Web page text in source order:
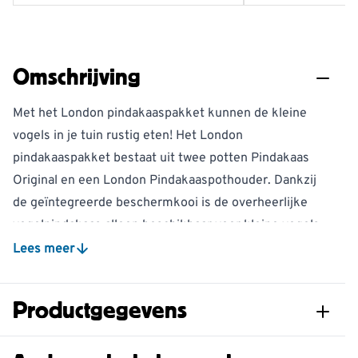
Omschrijving
Met het London pindakaaspakket kunnen de kleine
vogels in je tuin rustig eten! Het London
pindakaaspakket bestaat uit twee potten Pindakaas
Original en een London Pindakaaspothouder. Dankzij
de geïntegreerde beschermkooi is de overheerlijke
vogelpindakaas alleen beschikbaar voor kleine vogels.
Zo kunnen deze vogels rustig eten, zonder dat ze door
pindakaaspothouder zonder beschermkooi aan de
andere kant van je tuin.
Lees meer
Productgegevens
Artikelnummer B-99951